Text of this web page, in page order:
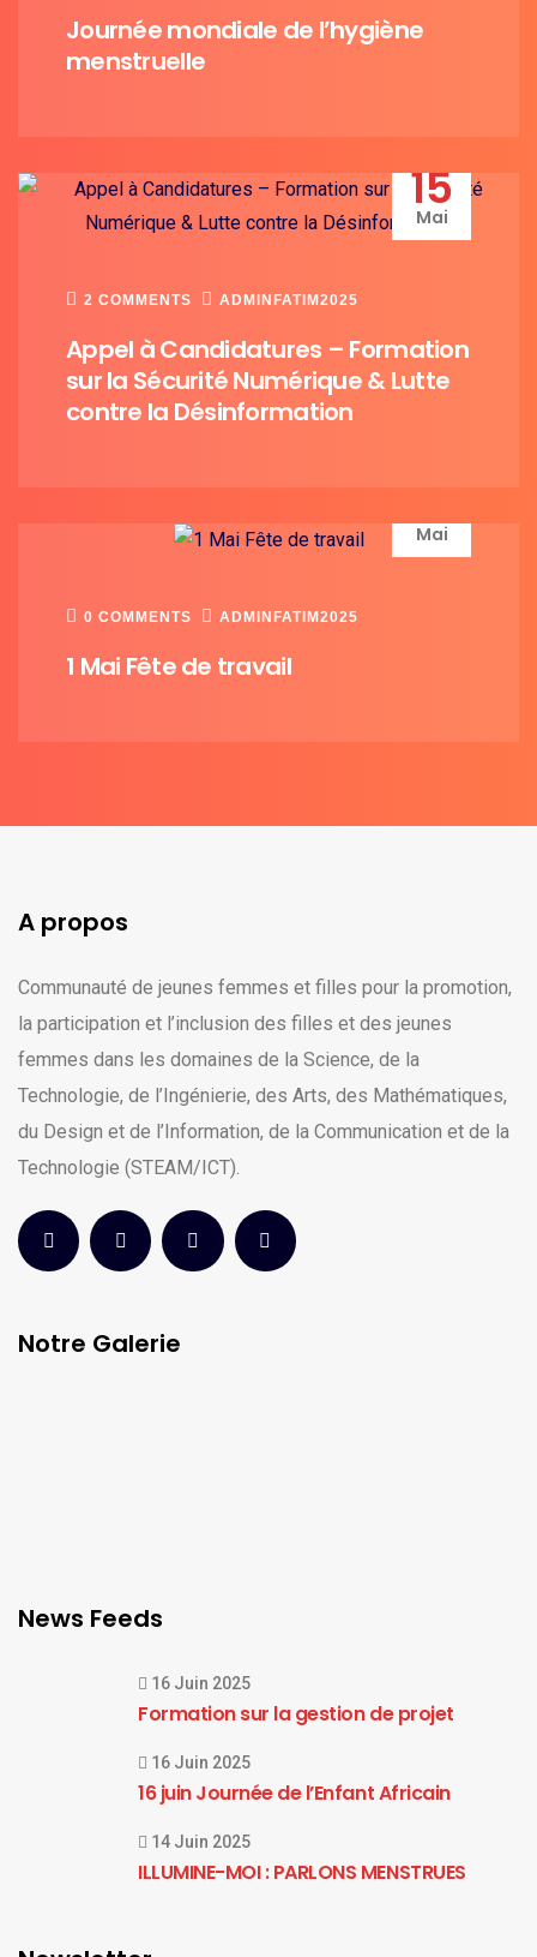
Journée mondiale de l’hygiène
menstruelle
15
Mai
2 COMMENTS ADMINFATIM2025
Appel à Candidatures – Formation
sur la Sécurité Numérique & Lutte
contre la Désinformation
Mai
0 COMMENTS ADMINFATIM2025
1 Mai Fête de travail
A propos
Communauté de jeunes femmes et filles pour la promotion,
la participation et l’inclusion des filles et des jeunes
femmes dans les domaines de la Science, de la
Technologie, de l’Ingénierie, des Arts, des Mathématiques,
du Design et de l’Information, de la Communication et de la
Technologie (STEAM/ICT).
Notre Galerie
News Feeds
16 Juin 2025
Formation sur la gestion de projet
16 Juin 2025
16 juin Journée de l’Enfant Africain
14 Juin 2025
ILLUMINE-MOI : PARLONS MENSTRUES